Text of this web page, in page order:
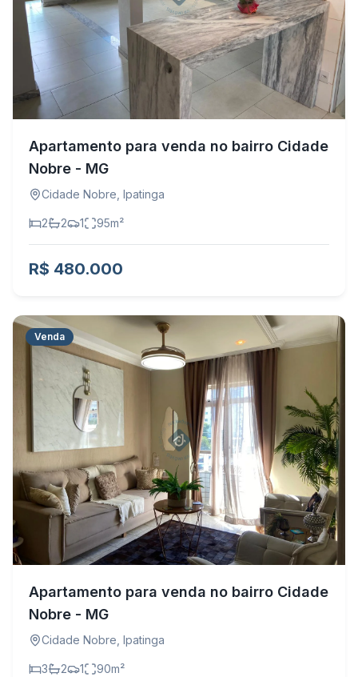
Apartamento para venda no bairro Cidade
Nobre - MG
Cidade Nobre, Ipatinga
2 2 1 95m²
R$ 480.000
Venda
Apartamento para venda no bairro Cidade
Nobre - MG
Cidade Nobre, Ipatinga
3 2 1 90m²